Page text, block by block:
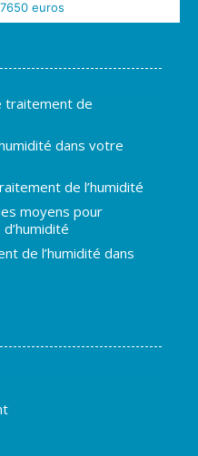
euros
traitement de
dans votre
de l’humidité
moyens pour
de l’humidité dans
quelques secondes